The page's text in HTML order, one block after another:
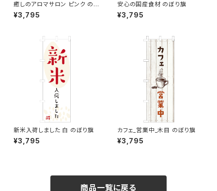
癒しのアロマサロン ピンク のぼ
り旗
¥3,795
安心の国産食材 のぼり旗
¥3,795
新米入荷しました 白 のぼり旗
¥3,795
カフェ_営業中_木目 のぼり旗
¥3,795
商品一覧に戻る